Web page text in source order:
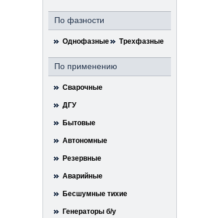
По фазности
Однофазные Трехфазные
По применению
Сварочные
ДГУ
Бытовые
Автономные
Резервные
Аварийные
Бесшумные тихие
Генераторы б/у